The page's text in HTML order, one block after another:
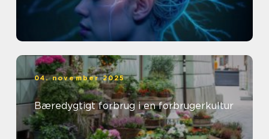
04. november 2025
Bæredygtigt forbrug i en forbrugerkultur